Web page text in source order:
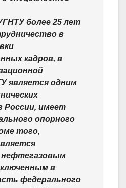
более 25 лет
в
кадров, в
является одним
России, имеет
опорного
того,
в
федерального